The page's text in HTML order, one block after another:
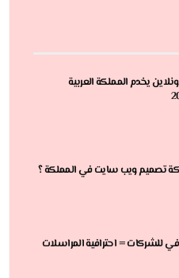
يخدم المملكة العربية
تصميم ويب سايت في المملكة ؟
للشركات = احترافية المراسلات